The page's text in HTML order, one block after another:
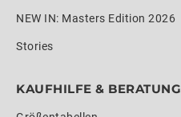
NEW IN: Masters Edition 2026
Stories
KAUFHILFE & BERATUNG